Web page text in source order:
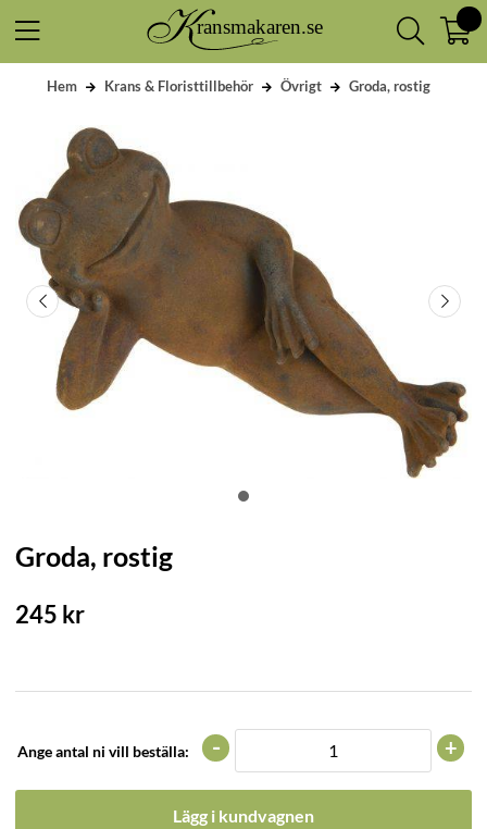
Hem Krans & Floristtillbehör Övrigt Groda, rostig
Groda, rostig
245 kr
Ange antal ni vill beställa: +
-
Lägg i kundvagnen